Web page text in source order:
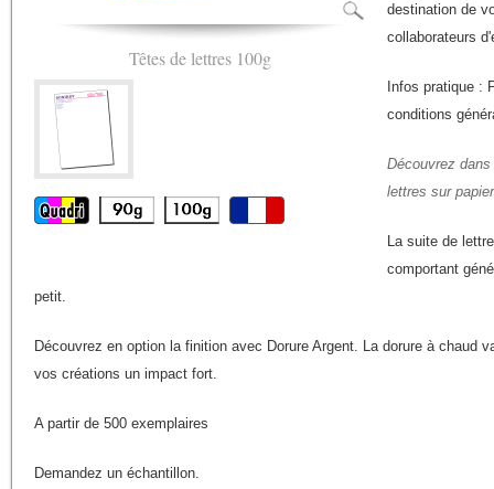
Têtes de lettres 100g
destination de
collaborateurs
Infos pratique :
conditions
Découvrez
lettres sur
La suite de
comportant
petit.
Découvrez en option la finition avec Dorure Argent. La dorure à chaud
vos créations un impact fort.
A partir de 500 exemplaires
Demandez un échantillon.